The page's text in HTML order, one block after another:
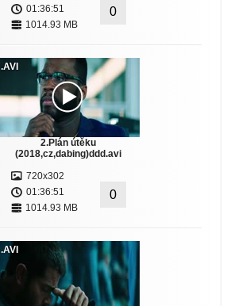
01:36:51
1014.93 MB
0
.AVI
2.Plán útěku
(2018,cz,dabing)ddd.avi
720x302
01:36:51
1014.93 MB
0
.AVI